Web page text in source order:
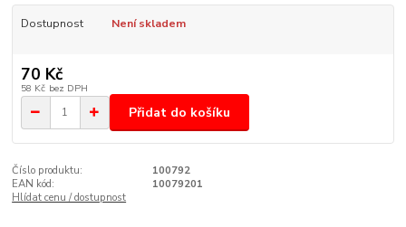
Dostupnost Není skladem
70 Kč
58 Kč bez DPH
Přidat do košíku
Číslo produktu:
100792
EAN kód:
10079201
Hlídat cenu / dostupnost